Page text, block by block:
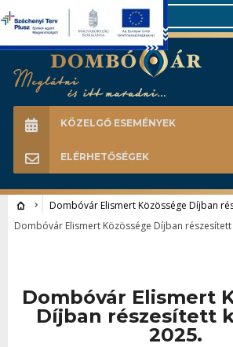
Search
KÖZELGŐ ESEMÉNYEK
ELÉRHETŐSÉGEK
Dombóvár Elismert Közössége Díjban
Dombóvár Elismert Közössége Díjban
Dombóvár Elismert
Díjban részesített
2025.